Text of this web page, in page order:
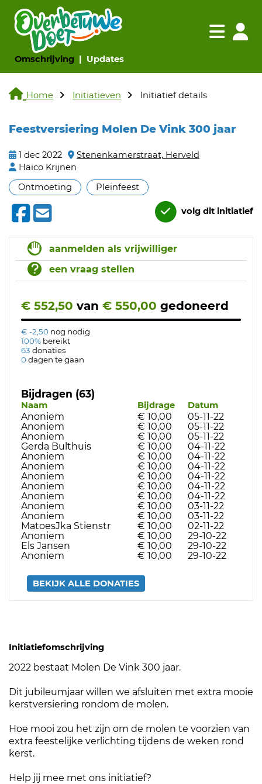
Omschrijving(huidige pagina)
Updates(huidige pagina)
Navigatie
Home Initiatieven Initiatief details
Feestversiering Molen De Vink 300 jaar
1 dec 2022
Stenenkamerstraat, Herveld
Haico Krijnen
Ontmoeting
Pleinfeest
volg dit initiatief
aanmelden als vrijwilliger
een vraag stellen
€ 552,50 van € 550,00 gedoneerd
€ -2,50 nog nodig
100% bereikt
63 donaties
0dagen te gaan
Bijdragen (63)
Naam Bijdrage Datum
Anoniem € 10,00
05-11-22
Anoniem
€ 10,00
05-11-22
Anoniem
€ 10,00
05-11-22
Gerda Bulthuis
€ 10,00
04-11-22
Anoniem
€ 10,00
04-11-22
Anoniem
€ 10,00
04-11-22
Anoniem
€ 10,00
04-11-22
Anoniem
€ 10,00
04-11-22
Anoniem
€ 10,00
04-11-22
Anoniem
€ 10,00
03-11-22
Anoniem
€ 10,00
03-11-22
MatoesJka Stienstr
€ 10,00
02-11-22
Anoniem
€ 10,00
29-10-22
Els Jansen
€ 10,00
29-10-22
Anoniem
€ 10,00 29-10-22
BEKIJK ALLE DONATIES
Initiatiefomschrijving
2022 bestaat Molen De Vink 300 jaar.
Dit jubileumjaar willen we afsluiten met extra mooie
kerstversiering rondom de molen.
Hoe mooi zou het zijn om de molen te voorzien van
extra feestelijke verlichting tijdens de weken rond
kerst.
Help jij mee met ons initiatief?